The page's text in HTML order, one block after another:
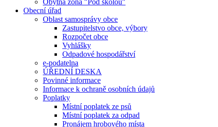
Obytná zóna "Pod školou"
Obecní úřad
Oblast samosprávy obce
Zastupitelstvo obce, výbory
Rozpočet obce
Vyhlášky
Odpadové hospodářství
e-podatelna
ÚŘEDNÍ DESKA
Povinné informace
Informace k ochraně osobních údajů
Poplatky
Místní poplatek ze psů
Místní poplatek za odpad
Pronájem hrobového místa